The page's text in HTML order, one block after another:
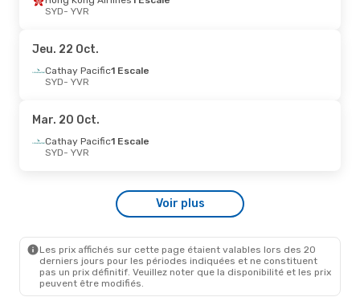
SYD- YVR
Jeu. 22 Oct.
Cathay Pacific1 Escale
SYD- YVR
Mar. 20 Oct.
Cathay Pacific1 Escale
SYD- YVR
Voir plus
Les prix affichés sur cette page étaient valables lors des 20
derniers jours pour les périodes indiquées et ne constituent
pas un prix définitif. Veuillez noter que la disponibilité et les prix
peuvent être modifiés.